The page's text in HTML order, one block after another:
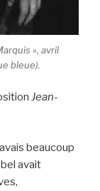
», avril
bleue).
Jean-
beaucoup
avait